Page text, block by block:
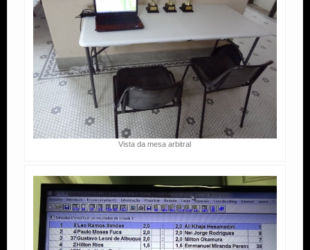
Vista da mesa arbitral